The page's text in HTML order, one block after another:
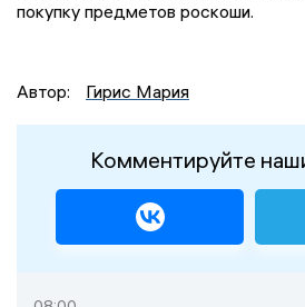
покупку предметов роскоши.
Автор: Гирис Мария
Комментируйте